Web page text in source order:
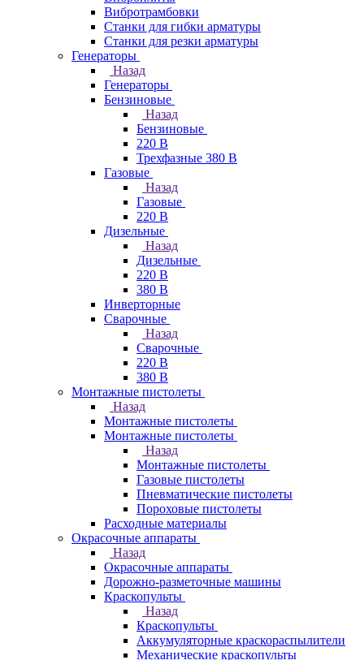
Вибротрамбовки
Станки для гибки арматуры
Станки для резки арматуры
Генераторы
Назад
Генераторы
Бензиновые
Назад
Бензиновые
220 В
Трехфазные 380 В
Газовые
Назад
Газовые
220 В
Дизельные
Назад
Дизельные
220 В
380 В
Инверторные
Сварочные
Назад
Сварочные
220 В
380 В
Монтажные пистолеты
Назад
Монтажные пистолеты
Монтажные пистолеты
Назад
Монтажные пистолеты
Газовые пистолеты
Пневматические пистолеты
Пороховые пистолеты
Расходные материалы
Окрасочные аппараты
Назад
Окрасочные аппараты
Дорожно-разметочные машины
Краскопульты
Назад
Краскопульты
Аккумуляторные краскораспылители
Механические краскопульты